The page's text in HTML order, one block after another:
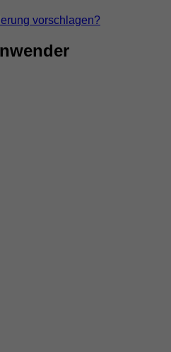
vorschlagen?